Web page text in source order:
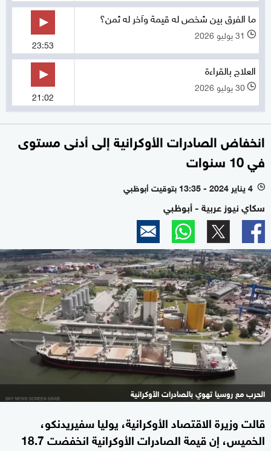
ما الفرق بين شخص له قيمة وآخر له ثمن؟
l 31 يوليو 2026
23:53
العلاج بالقراءة
l 30 يوليو 2026
21:02
انخفاض الصادرات الأوكرانية إلى أدنى مستوى
في 10 سنوات
l 4 يناير 2024 - 13:35 بتوقيت أبوظبي
سكاي نيوز عربية - أبوظبي
الحرب مع روسيا تهوي بالصادرات الأوكرانية
قالت وزيرة الاقتصاد الأوكرانية، يوليا سفيريدنكو،
الخميس، إن قيمة الصادرات الأوكرانية انخفضت 18.7